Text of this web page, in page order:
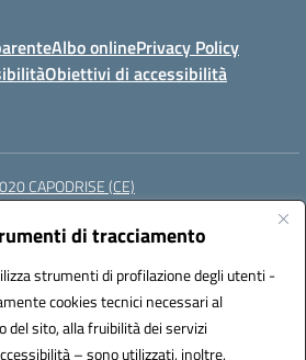
di tracciamento
strumenti di profilazione degli utenti -
cookies tecnici necessari al
sito, alla fruibilità dei servizi
– sono utilizzati, inoltre,
Albo onlinePrivacy Policy
Obiettivi di accessibilità
CAPODRISE (CE)
(PEC):CEIC83000V@pec.istruzione.it
Amministrazioni (IPA): istsc_ceic83000v
UFO76N